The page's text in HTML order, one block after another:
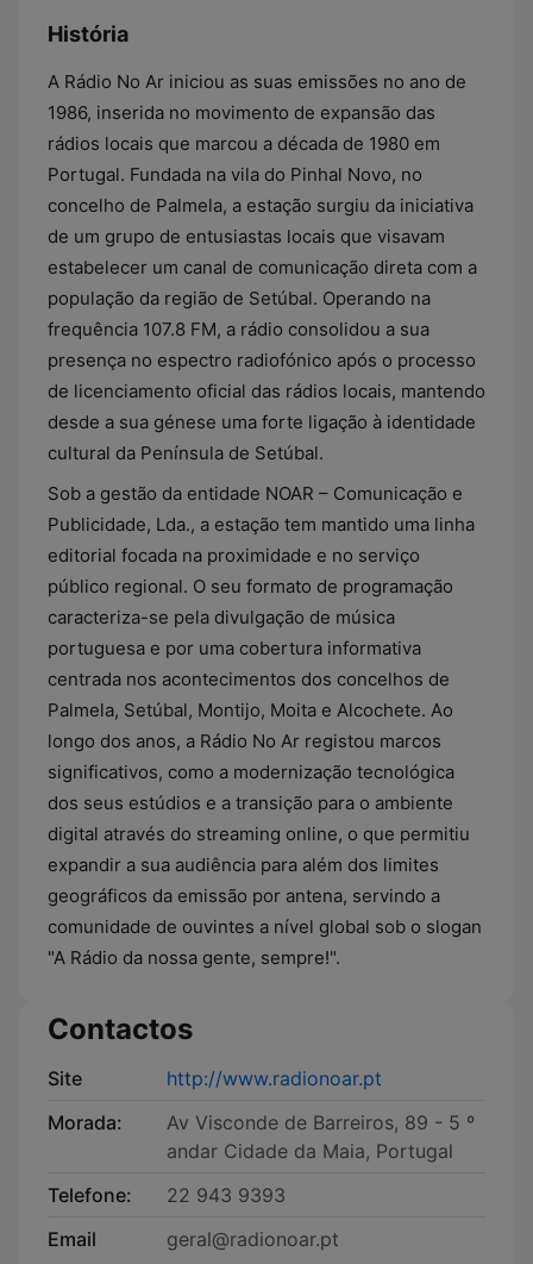
História
A Rádio No Ar iniciou as suas emissões no ano de
1986, inserida no movimento de expansão das
rádios locais que marcou a década de 1980 em
Portugal. Fundada na vila do Pinhal Novo, no
concelho de Palmela, a estação surgiu da iniciativa
de um grupo de entusiastas locais que visavam
estabelecer um canal de comunicação direta com a
população da região de Setúbal. Operando na
frequência 107.8 FM, a rádio consolidou a sua
presença no espectro radiofónico após o processo
de licenciamento oficial das rádios locais, mantendo
desde a sua génese uma forte ligação à identidade
cultural da Península de Setúbal.
Sob a gestão da entidade NOAR – Comunicação e
Publicidade, Lda., a estação tem mantido uma linha
editorial focada na proximidade e no serviço
público regional. O seu formato de programação
caracteriza-se pela divulgação de música
portuguesa e por uma cobertura informativa
centrada nos acontecimentos dos concelhos de
Palmela, Setúbal, Montijo, Moita e Alcochete. Ao
longo dos anos, a Rádio No Ar registou marcos
significativos, como a modernização tecnológica
dos seus estúdios e a transição para o ambiente
digital através do streaming online, o que permitiu
expandir a sua audiência para além dos limites
geográficos da emissão por antena, servindo a
comunidade de ouvintes a nível global sob o slogan
"A Rádio da nossa gente, sempre!".
Contactos
Site
http://www.radionoar.pt
Morada:
Av Visconde de Barreiros, 89 - 5 º
andar Cidade da Maia, Portugal
Telefone:
22 943 9393
Email
geral@radionoar.pt